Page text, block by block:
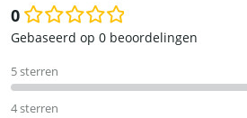
0
Waardering
uit
5
Gebaseerd op 0 beoordelingen
5 sterren
4 sterren